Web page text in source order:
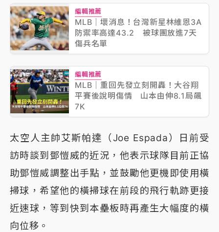
編輯推薦
MLB｜壞消息！台灣新星林維恩3A
防禦率高達43.2 被球團放進7天
傷兵名單
編輯推薦
MLB｜重回先發立刻開轟！大谷翔
平賽後說明傷情 山本由伸8.1局飆
7K
太空人主帥艾斯帕達（Joe Espada）日前受
訪時談到鄧愷威的近況，他表示球隊目前正協
助鄧愷威調整出手點，並鼓勵他更機即使用橫
掃球，希望他的橫掃球在前段的飛行軌跡更接
近速球，等到快到本壘板時再產生大幅度的橫
向位移。